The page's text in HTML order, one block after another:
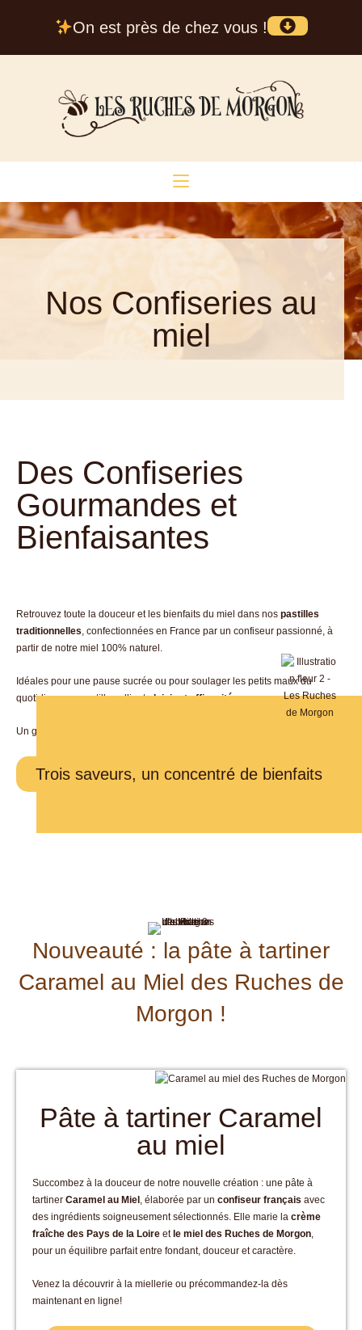
On est près de chez vous !
Nos Confiseries au
miel
Des Confiseries
Gourmandes et
Bienfaisantes
Retrouvez toute la douceur et les bienfaits du miel dans nos pastilles
traditionnelles, confectionnées en France par un confiseur passionné, à
partir de notre miel 100% naturel.
Idéales pour une pause sucrée ou pour soulager les petits maux du
quotidien, ces pastilles allientplaisir et efficacité.
Un geste gourmand… et bienfaisant !
Trois saveurs, un concentré de bienfaits
Nouveauté : la pâte à tartiner
Caramel au Miel des Ruches de
Morgon !
Pâte à tartiner Caramel
au miel
Succombez à la douceur de notre nouvelle création : une pâte à
tartiner Caramel au Miel, élaborée par un confiseur français avec
des ingrédients soigneusement sélectionnés. Elle marie la crème
fraîche des Pays de la Loire etle miel des Ruches de Morgon,
pour un équilibre parfait entre fondant, douceur et caractère.
Venez la découvrir à la miellerie ou précommandez-la dès
maintenant en ligne!